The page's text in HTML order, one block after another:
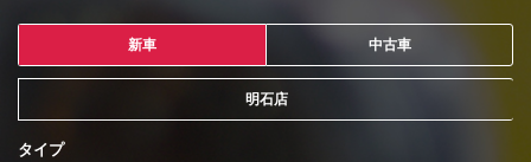
新車 中古車
明石店
タイプ